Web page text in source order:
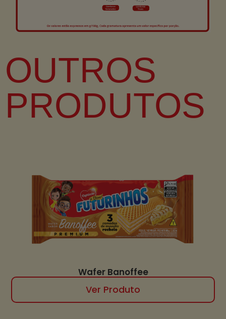
OUTROS
PRODUTOS
Wafer Banoffee
Ver Produto